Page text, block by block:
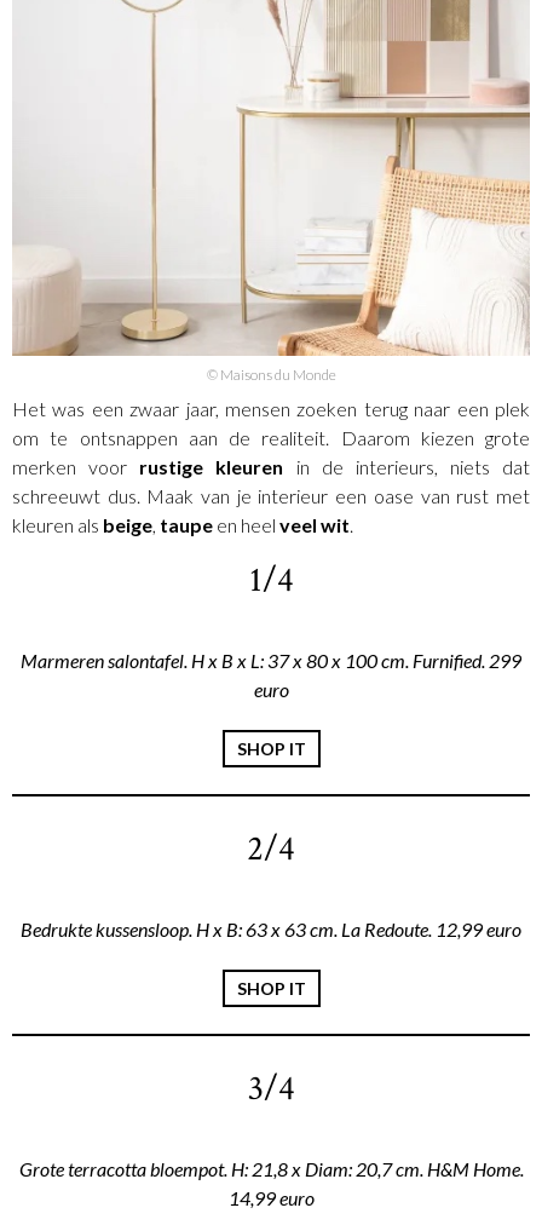
© Maisons du Monde
Het was een zwaar jaar, mensen zoeken terug naar een plek
om te ontsnappen aan de realiteit. Daarom kiezen grote
merken voor rustige kleuren in de interieurs, niets dat
schreeuwt dus. Maak van je interieur een oase van rust met
kleuren als beige, taupe en heel veel wit.
1/4
Marmeren salontafel. H x B x L: 37 x 80 x 100 cm. Furnified. 299
euro
SHOP IT
2/4
Bedrukte kussensloop. H x B: 63 x 63 cm. La Redoute. 12,99 euro
SHOP IT
3/4
Grote terracotta bloempot. H: 21,8 x Diam: 20,7 cm. H&M Home.
14,99 euro